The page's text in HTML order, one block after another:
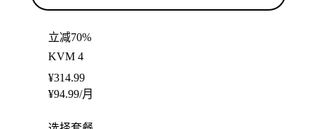
立减70%
KVM 4
¥314.99
¥94.99/月